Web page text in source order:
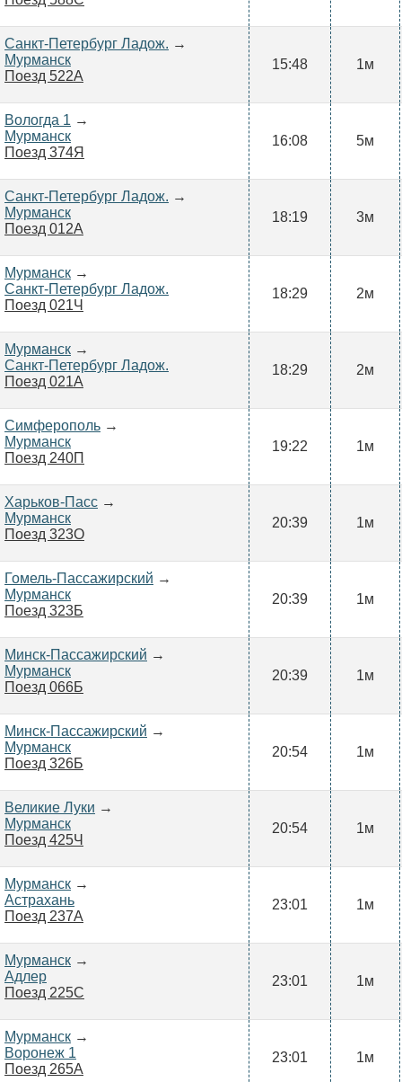
Санкт-Петербург Ладож. →
Мурманск
Поезд 522А
15:48 1м
Вологда 1 →
Мурманск
Поезд 374Я
16:08 5м
Санкт-Петербург Ладож. →
Мурманск
Поезд 012А
18:19 3м
Мурманск →
Санкт-Петербург Ладож.
Поезд 021Ч
18:29 2м
Мурманск →
Санкт-Петербург Ладож.
Поезд 021А
18:29 2м
Симферополь →
Мурманск
Поезд 240П
19:22 1м
Харьков-Пасс →
Мурманск
Поезд 323О
20:39 1м
Гомель-Пассажирский →
Мурманск
Поезд 323Б
20:39 1м
Минск-Пассажирский →
Мурманск
Поезд 066Б
20:39 1м
Минск-Пассажирский →
Мурманск
Поезд 326Б
20:54 1м
Великие Луки →
Мурманск
Поезд 425Ч
20:54 1м
Мурманск →
Астрахань
Поезд 237А
23:01 1м
Мурманск →
Адлер
Поезд 225С
23:01 1м
Мурманск →
Воронеж 1
Поезд 265А
23:01 1м